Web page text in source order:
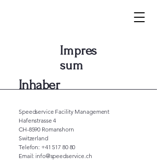
Impres
sum
Inhaber
Speedservice Facility Management
Hafenstrasse 4
CH-8590 Romanshorn
Switzerland
Telefon: +41 517 80 80
Email: info@speedservice.ch